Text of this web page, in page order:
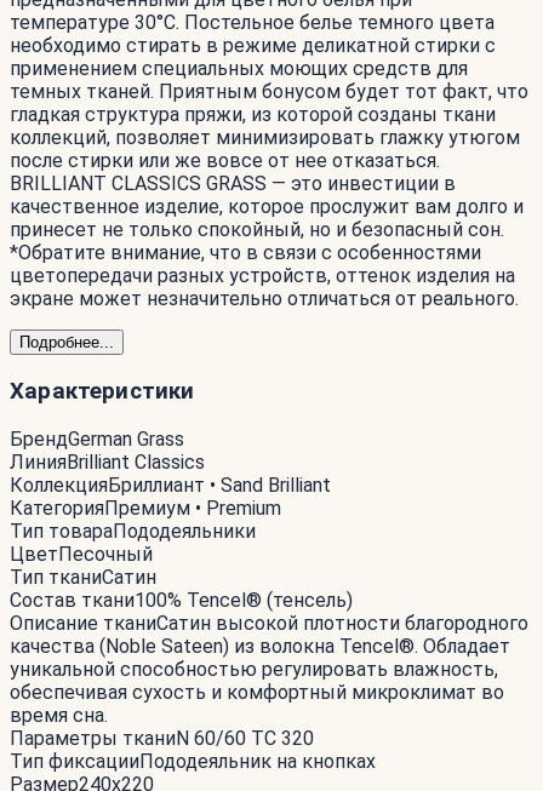
температуре 30°С. Постельное белье темного цвета
необходимо стирать в режиме деликатной стирки с
применением специальных моющих средств для
темных тканей. Приятным бонусом будет тот факт, что
гладкая структура пряжи, из которой созданы ткани
коллекций, позволяет минимизировать глажку утюгом
после стирки или же вовсе от нее отказаться.
BRILLIANT CLASSICS GRASS — это инвестиции в
качественное изделие, которое прослужит вам долго и
принесет не только спокойный, но и безопасный сон.
*Обратите внимание, что в связи с особенностями
цветопередачи разных устройств, оттенок изделия на
экране может незначительно отличаться от реального.
Подробнее...
Характеристики
БрендGerman Grass
ЛинияBrilliant Classics
КоллекцияБриллиант • Sand Brilliant
КатегорияПремиум • Premium
Тип товараПододеяльники
ЦветПесочный
Тип тканиСатин
Состав ткани100% Tencel® (тенсель)
Описание тканиСатин высокой плотности благородного
качества (Noble Sateen) из волокна Tencel®. Обладает
уникальной способностью регулировать влажность,
обеспечивая сухость и комфортный микроклимат во
время сна.
Параметры тканиN 60/60 ТС 320
Тип фиксацииПододеяльник на кнопках
Размер240x220